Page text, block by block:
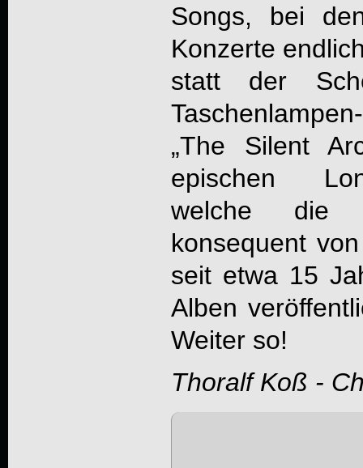
Songs, bei
Konzerte
statt der
„The Silent
epischen
welche die
konsequent
seit etwa 15
Alben
Weiter so!
Thoralf Koß -